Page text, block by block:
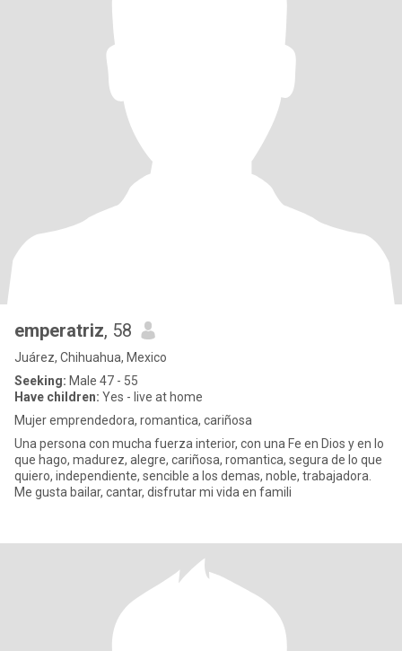
emperatriz, 58
Juárez, Chihuahua, Mexico
Seeking: Male 47 - 55
Have children: Yes - live at home
Mujer emprendedora, romantica, cariñosa
Una persona con mucha fuerza interior, con una Fe en Dios y en lo
que hago, madurez, alegre, cariñosa, romantica, segura de lo que
quiero, independiente, sencible a los demas, noble, trabajadora.
Me gusta bailar, cantar, disfrutar mi vida en famili